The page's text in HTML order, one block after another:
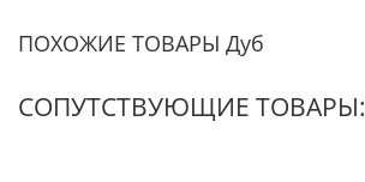
ПОХОЖИЕ ТОВАРЫ Дуб
СОПУТСТВУЮЩИЕ ТОВАРЫ: